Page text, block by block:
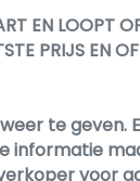
EN LOOPT
PRIJS EN
te geven.
voor